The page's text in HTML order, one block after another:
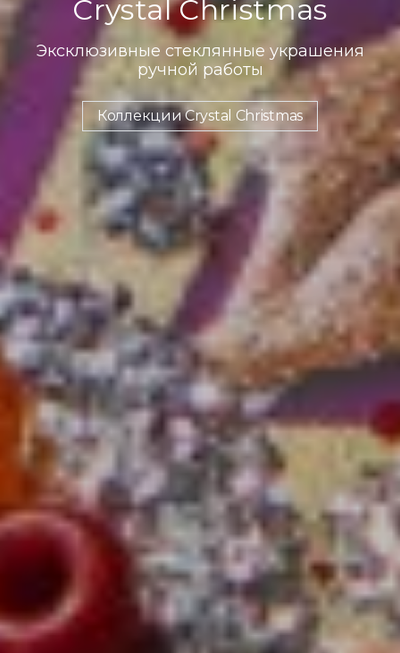
Crystal Christmas
Эксклюзивные стеклянные украшения
ручной работы
Коллекции Crystal Christmas